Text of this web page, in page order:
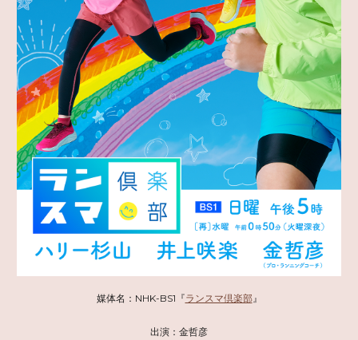
媒体名：NHK-BS1『ランスマ倶楽部』
出演：金哲彦